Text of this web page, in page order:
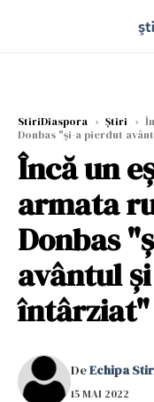
StiriDiaspora › Știri ›
Donbas "și-a pierdut
Încă un
armata
Donbas
avântul
întârziat"
DeEchipa
15 MAI 2022